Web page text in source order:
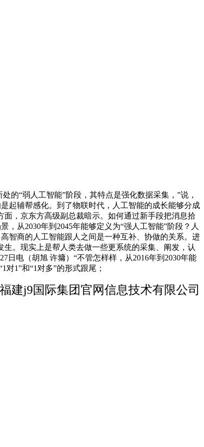
“弱人工智能”阶段，其特点是强化数据采集，”说，
起辅帮感化。到了物联时代，人工智能的成长能够分成
，京东方高级副总裁暗示。如何通过新手段把消息拾
从2030年到2045年能够定义为“强人工智能”阶段？人
智商的人工智能跟人之间是一种互补、协做的关系。进
。现实上是帮人类去做一些更系统的采集、阐发，认
电（胡旭 许墉）“不管怎样样，从2016年到2030年能
1”和“1对多”的形式跟尾；
福建j9国际集团官网信息技术有限公司